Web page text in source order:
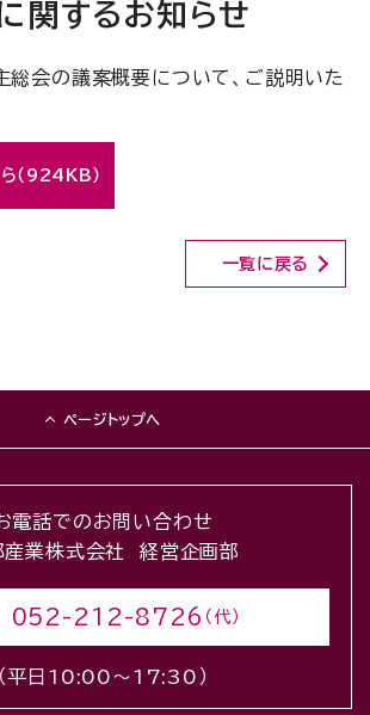
関するお知らせ
会の議案概要について、ご説明いた
（924KB）
一覧に戻る
ページトップへ
電話でのお問い合わせ
産業株式会社 経営企画部
052-212-8726 （代）
（平日10:00〜17:30）